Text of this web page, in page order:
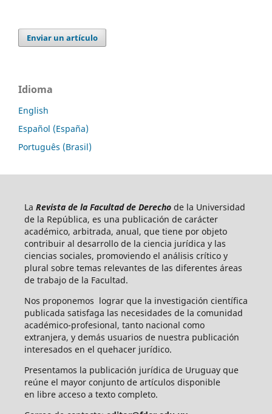
Enviar un artículo
Idioma
English
Español (España)
Português (Brasil)
La Revista de la Facultad de Derecho de la Universidad
de la República, es una publicación de carácter
académico, arbitrada, anual, que tiene por objeto
contribuir al desarrollo de la ciencia jurídica y las
ciencias sociales, promoviendo el análisis crítico y
plural sobre temas relevantes de las diferentes áreas
de trabajo de la Facultad.
Nos proponemos lograr que la investigación científica
publicada satisfaga las necesidades de la comunidad
académico-profesional, tanto nacional como
extranjera, y demás usuarios de nuestra publicación
interesados en el quehacer jurídico.
Presentamos la publicación jurídica de Uruguay que
reúne el mayor conjunto de artículos disponible
en libre acceso a texto completo.